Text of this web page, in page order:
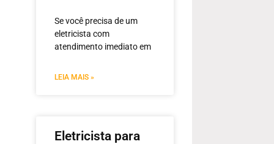
Se você precisa de um
eletricista com
atendimento imediato em
LEIA MAIS »
Eletricista para